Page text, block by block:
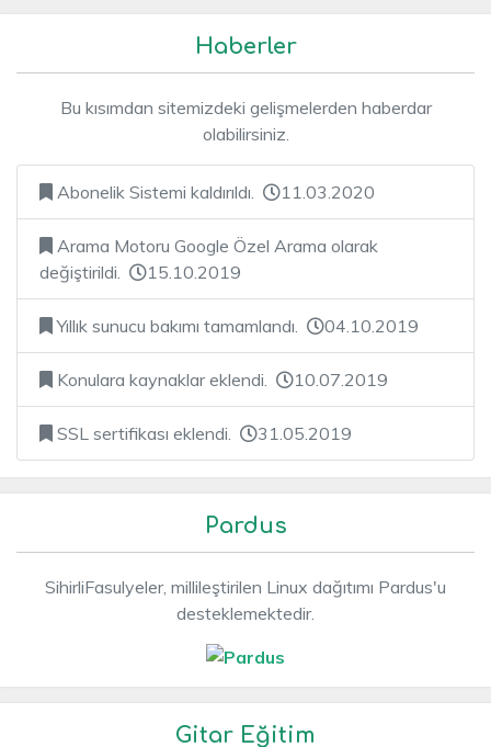
Haberler
Bu kısımdan sitemizdeki gelişmelerden haberdar
olabilirsiniz.
Abonelik Sistemi kaldırıldı. 11.03.2020
Arama Motoru Google Özel Arama olarak
değiştirildi.
15.10.2019
Yıllık sunucu bakımı tamamlandı. 04.10.2019
Konulara kaynaklar eklendi. 10.07.2019
SSL sertifikası eklendi. 31.05.2019
Pardus
SihirliFasulyeler, millileştirilen Linux dağıtımı Pardus'u
desteklemektedir.
Gitar Eğitim